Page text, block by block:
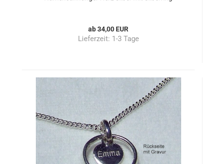
ab 34,00 EUR
Lieferzeit: 1-3 Tage